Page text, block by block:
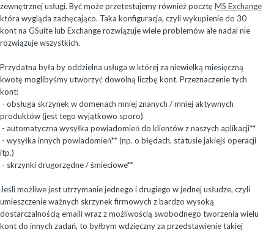
zewnętrznej usługi. Być może przetestujemy również pocztęMS Exchange
która wygląda zachęcająco. Taka konfiguracja, czyli wykupienie do 30
kont na GSuite lub Exchange rozwiązuje wiele problemów ale nadal nie
rozwiązuje wszystkich.
Przydatna była by oddzielna usługa w której za niewielką miesięczną
kwotę moglibyśmy utworzyć dowolną liczbę kont. Przeznaczenie tych
kont:
- obsługa skrzynek w domenach mniej znanych / mniej aktywnych
produktów (jest tego wyjątkowo sporo)
- automatyczna wysyłka powiadomień do klientów z naszych aplikacji**
- wysyłka innych powiadomień** (np. o błędach, statusie jakiejś operacji
itp.)
- skrzynki drugorzędne / śmieciowe**
Jeśli możliwe jest utrzymanie jednego i drugiego w jednej usłudze, czyli
umieszczenie ważnych skrzynek firmowych z bardzo wysoką
dostarczalnością emaili wraz z możliwością swobodnego tworzenia wielu
kont do innych zadań, to byłbym wdzięczny za przedstawienie takiej